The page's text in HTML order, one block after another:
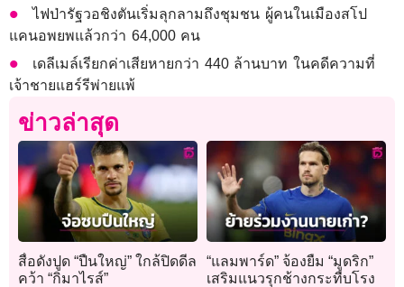
ไฟป่ารัฐวอชิงตันเริ่มลุกลามถึงชุมชน ผู้คนในเมืองสโป
แคนอพยพแล้วกว่า 64,000 คน
เดลีเมล์เรียกค่าเสียหายกว่า 440 ล้านบาท ในคดีความที่
เจ้าชายแฮร์รีพ่ายแพ้
ข่าวล่าสุด
สื่อดังปูด “ปืนใหญ่” ใกล้ปิดดีล
คว้า “กิมาไรส์”
“แลมพาร์ด” จ้องยืม “มูดริก”
เสริมแนวรุกช้างกระทืบโรง